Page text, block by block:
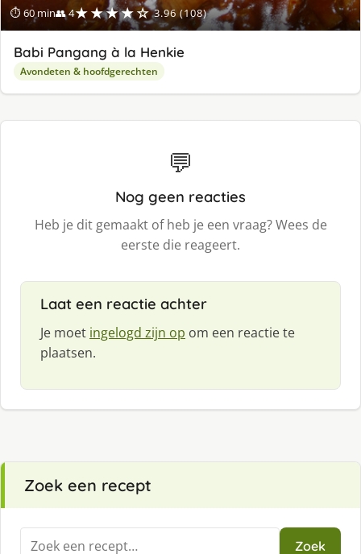
⏱ 60 min👥 4★★★★☆ 3.96 (108)
Babi Pangang à la Henkie
Avondeten & hoofdgerechten
💬
Nog geen reacties
Heb je dit gemaakt of heb je een vraag? Wees de
eerste die reageert.
Laat een reactie achter
Je moet ingelogd zijn op om een reactie te
plaatsen.
Zoek een recept
Zoeken
Zoek